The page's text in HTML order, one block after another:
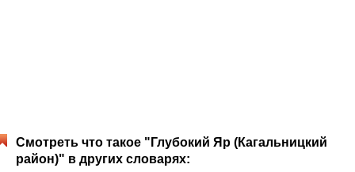
Смотреть что такое "Глубокий Яр (Кагальницкий
район)" в других словарях: